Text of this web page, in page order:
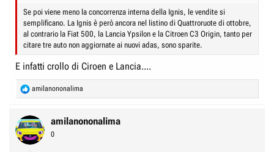
Se poi viene meno la concorrenza interna della Ignis, le vendite si
semplificano. La Ignis è però ancora nel listino di Quattroruote di ottobre,
al contrario la Fiat 500, la Lancia Ypsilon e la Citroen C3 Origin, tanto per
citare tre auto non aggiornate ai nuovi adas, sono sparite.
E infatti crollo di Ciroen e Lancia....
R
e
c
t
i
amilanononalima
amilanononalima
0